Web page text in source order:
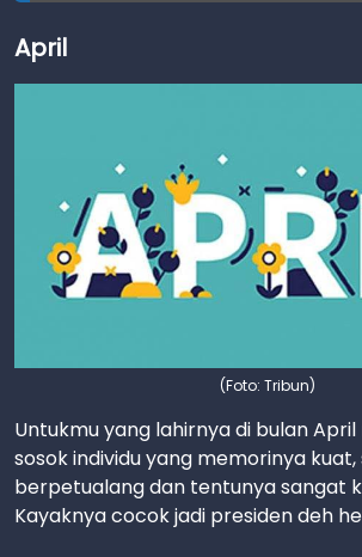
April
(Foto: Tribun)
Untukmu yang lahirnya di bulan
sosok individu yang memorinya kuat,
berpetualang dan tentunya sangat
Kayaknya cocok jadi presiden deh